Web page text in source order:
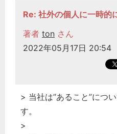
Re: 社外の個人に一時的
著者 ton さん
2022年05月17日 20:54
> 当社は”あること”につ
す。
>